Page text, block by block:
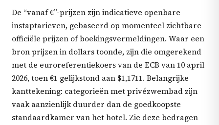
De “vanaf €”-prijzen zijn indicatieve openbare
instaptarieven, gebaseerd op momenteel zichtbare
officiële prijzen of boekingsvermeldingen. Waar een
bron prijzen in dollars toonde, zijn die omgerekend
met de euroreferentiekoers van de ECB van 10 april
2026, toen €1 gelijkstond aan $1,1711. Belangrijke
kanttekening: categorieën met privézwembad zijn
vaak aanzienlijk duurder dan de goedkoopste
standaardkamer van het hotel. Zie deze bedragen